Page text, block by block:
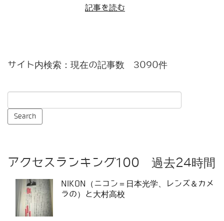
記事を読む
サイト内検索：現在の記事数 3090件
アクセスランキング100 過去24時間
NIKON（ニコン＝日本光学、レンズ＆カメ
ラの）と大村高校